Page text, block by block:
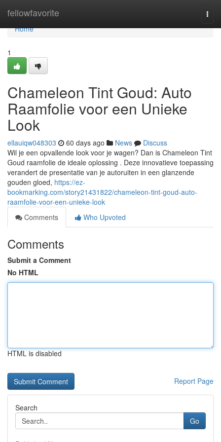
fellowfavorite
Home
Home
1
Chameleon Tint Goud: Auto
Raamfolie voor een Unieke
Look
ellauiqw048303 60 days ago News
Discuss
Wil je een opvallende look voor je wagen? Dan is Chameleon Tint
Goud raamfolie de ideale oplossing . Deze innovatieve toepassing
verandert de presentatie van je autoruiten in een glanzende
gouden gloed, https://ez-
bookmarking.com/story21431822/chameleon-tint-goud-auto-
raamfolie-voor-een-unieke-look
Comments
Who Upvoted
Comments
Submit a Comment
No HTML
HTML is disabled
Report Page
Search
Go